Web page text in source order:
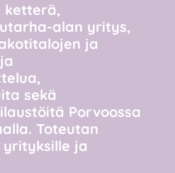
ketterä,
alan yritys,
ja
sekä
Porvoossa
Toteutan
ja